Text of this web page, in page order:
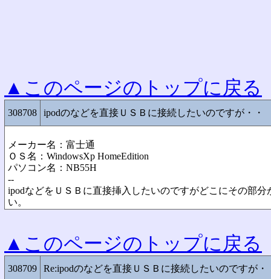
▲このページのトップに戻る
308708 ipodのなどを直接ＵＳＢに接続したいのですが・・
メーカー名：富士通
ＯＳ名：WindowsXp HomeEdition
パソコン名：NB55H
--
ipodなどをＵＳＢに直接挿入したいのですがどこにその部
い。
▲このページのトップに戻る
308709 Re:ipodのなどを直接ＵＳＢに接続したいのですが・